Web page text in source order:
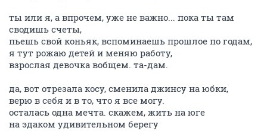
ты или я, а впрочем, уже не важно... пока ты там
сводишь счеты,
пьешь свой коньяк, вспоминаешь прошлое по годам,
я тут рожаю детей и меняю работу,
взрослая девочка вобщем. та-дам.
да, вот отрезала косу, сменила джинсу на юбки,
верю в себя и в то, что я все могу.
осталась одна мечта. скажем, жить на юге
на эдаком удивительном берегу